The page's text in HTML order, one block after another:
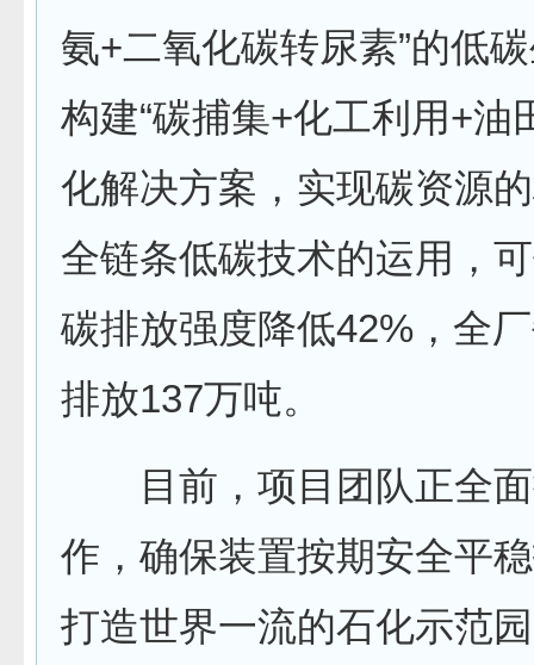
氨+二氧化碳转尿素”的低
构建“碳捕集+化工利用+油
化解决方案，实现碳资源
全链条低碳技术的运用，
碳排放强度降低42%，全
排放137万吨。
目前，项目团队正全面
作，确保装置按期安全平
打造世界一流的石化示范